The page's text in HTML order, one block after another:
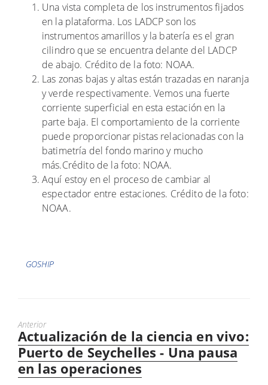
Una vista completa de los instrumentos fijados
en la plataforma. Los LADCP son los
instrumentos amarillos y la batería es el gran
cilindro que se encuentra delante del LADCP
de abajo. Crédito de la foto: NOAA.
Las zonas bajas y altas están trazadas en naranja
y verde respectivamente. Vemos una fuerte
corriente superficial en esta estación en la
parte baja. El comportamiento de la corriente
puede proporcionar pistas relacionadas con la
batimetría del fondo marino y mucho
más.Crédito de la foto: NOAA.
Aquí estoy en el proceso de cambiar al
espectador entre estaciones. Crédito de la foto:
NOAA.
Etiquetas
GOSHIP
Anterior
Puesto
anterior:
Actualización de la ciencia en vivo:
Puerto de Seychelles - Una pausa
en las operaciones